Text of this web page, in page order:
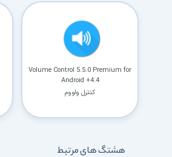
Volume Control 5.5.0 Premium for
Android +4.4
کنترل ولووم
هشتگ های مرتبط